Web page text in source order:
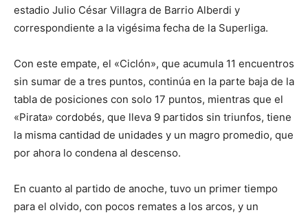
estadio Julio César Villagra de Barrio Alberdi y
correspondiente a la vigésima fecha de la Superliga.
Con este empate, el «Ciclón», que acumula 11 encuentros
sin sumar de a tres puntos, continúa en la parte baja de la
tabla de posiciones con solo 17 puntos, mientras que el
«Pirata» cordobés, que lleva 9 partidos sin triunfos, tiene
la misma cantidad de unidades y un magro promedio, que
por ahora lo condena al descenso.
En cuanto al partido de anoche, tuvo un primer tiempo
para el olvido, con pocos remates a los arcos, y un